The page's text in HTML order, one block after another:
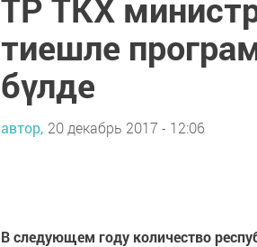
ТР ТКХ
тиешле
бүлде
автор, 20 декабрь 2017 - 12:06
В следующем году количество